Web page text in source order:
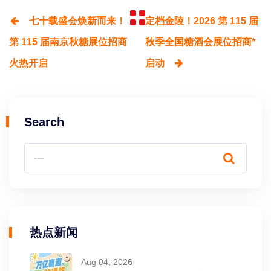
七十载盛会焕新而来！
第 115 届南京秋糖展位招商
火热开启
定档金陵！2026 第 115 届
秋季全国糖酒会展位招商*
启动
Search
热点新闻
Aug 04, 2026